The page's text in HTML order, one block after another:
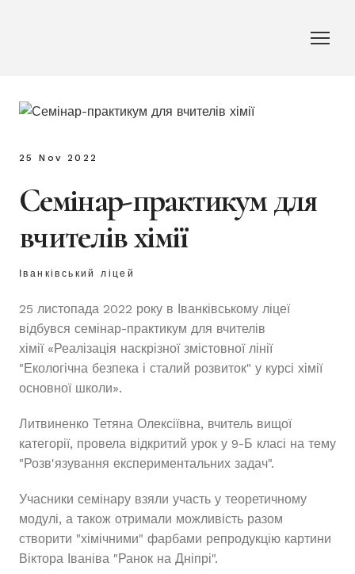
25 Nov 2022
Семінар-практикум для
вчителів хімії
Іванківський ліцей
25 листопада 2022 року в Іванківському ліцеї
відбувся семінар-практикум для вчителів
хімії «Реалізація наскрізної змістовної лінії
"Екологічна безпека і сталий розвиток" у курсі хімії
основної школи».
Литвиненко Тетяна Олексіївна, вчитель вищої
категорії, провела відкритий урок у 9-Б класі на тему
"Розв'язування експериментальних задач".
Учасники семінару взяли участь у теоретичному
модулі, а також отримали можливість разом
створити "хімічними" фарбами репродукцію картини
Віктора Іваніва "Ранок на Дніпрі".